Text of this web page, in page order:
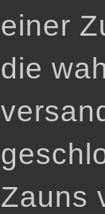
einer
die
Zauns